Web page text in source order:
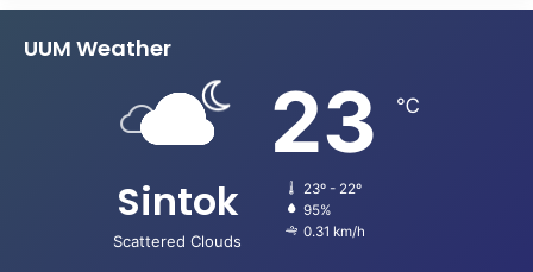
UUM Weather
Sintok
Scattered Clouds
23 ℃
23º - 22º
95%
0.31 km/h